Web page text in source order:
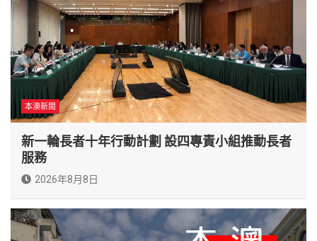
本澳新聞
新一輪長者十年行動計劃 設四專責小組推動長者
服務
2026年8月8日